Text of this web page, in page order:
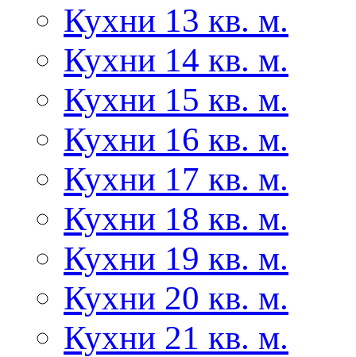
Кухни 13 кв. м.
Кухни 14 кв. м.
Кухни 15 кв. м.
Кухни 16 кв. м.
Кухни 17 кв. м.
Кухни 18 кв. м.
Кухни 19 кв. м.
Кухни 20 кв. м.
Кухни 21 кв. м.